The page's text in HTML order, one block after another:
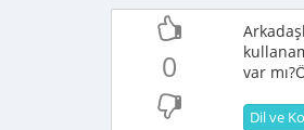
0
var
Dil ve